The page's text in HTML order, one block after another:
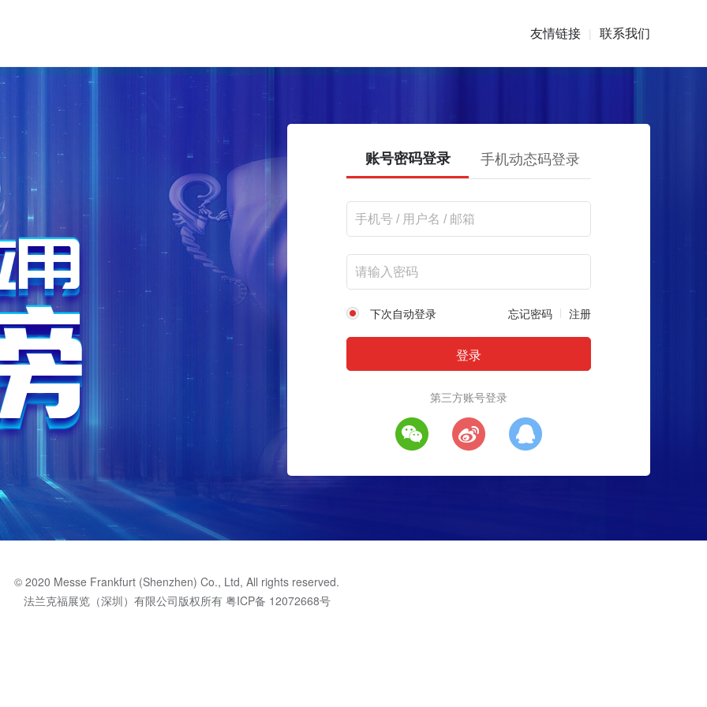
友情链接 | 联系我们
账号密码登录 手机动态码登录
下次自动登录 忘记密码 注册
第三方账号登录
© 2020 Messe Frankfurt (Shenzhen) Co., Ltd, All rights reserved.
法兰克福展览（深圳）有限公司版权所有 粤ICP备 12072668号